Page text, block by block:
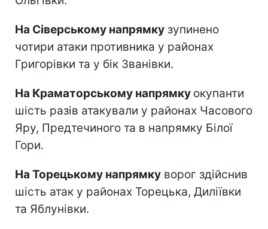
На Сіверському напрямку зупинено
чотири атаки противника у районах
Григорівки та у бік Званівки.
На Краматорському напрямку окупанти
шість разів атакували у районах Часового
Яру, Предтечиного та в напрямку Білої
Гори.
На Торецькому напрямку ворог здійснив
шість атак у районах Торецька, Диліївки
та Яблунівки.